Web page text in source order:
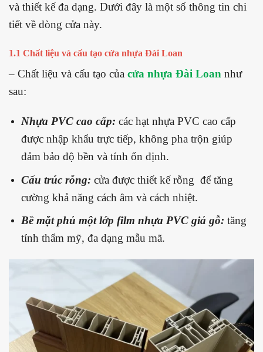
và thiết kế đa dạng. Dưới đây là một số thông tin chi
tiết về dòng cửa này.
1.1 Chất liệu và cấu tạo cửa nhựa Đài Loan
– Chất liệu và cấu tạo của cửa nhựa Đài Loan như
sau:
Nhựa PVC cao cấp: các hạt nhựa PVC cao cấp
được nhập khẩu trực tiếp, không pha trộn giúp
đảm bảo độ bền và tính ổn định.
Cấu trúc rỗng: cửa được thiết kế rỗng để tăng
cường khả năng cách âm và cách nhiệt.
Bề mặt phủ một lớp film nhựa PVC giả gỗ: tăng
tính thẩm mỹ, đa dạng mẫu mã.